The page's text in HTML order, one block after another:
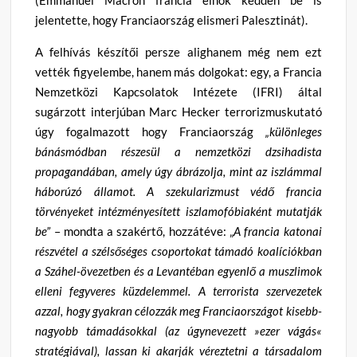
jelentette, hogy Franciaország elismeri Palesztinát).
A felhívás készítői persze alighanem még nem ezt
vették figyelembe, hanem más dolgokat: egy, a Francia
Nemzetközi Kapcsolatok Intézete (IFRI) által
sugárzott interjúban Marc Hecker terrorizmuskutató
úgy fogalmazott hogy Franciaország„különleges
bánásmódban részesül a nemzetközi dzsihadista
propagandában, amely úgy ábrázolja, mint az iszlámmal
háborúzó államot. A szekularizmust védő francia
törvényeket intézményesített iszlamofóbiaként mutatják
be”– mondta a szakértő, hozzátéve: „A francia katonai
részvétel a szélsőséges csoportokat támadó koalíciókban
a Száhel-övezetben és a Levantéban egyenlő a muszlimok
elleni fegyveres küzdelemmel. A terrorista szervezetek
azzal, hogy gyakran célozzák meg Franciaországot kisebb-
nagyobb támadásokkal (az úgynevezett »ezer vágás«
stratégiával), lassan ki akarják véreztetni a társadalom